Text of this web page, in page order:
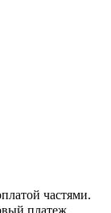
частями.